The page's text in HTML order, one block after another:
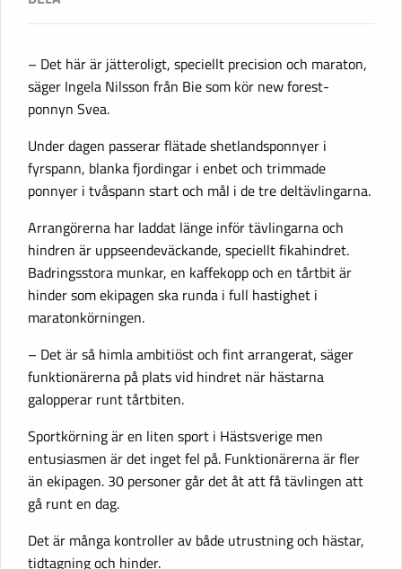
– Det här är jätteroligt, speciellt precision och maraton,
säger Ingela Nilsson från Bie som kör new forest-
ponnyn Svea.
Under dagen passerar flätade shetlandsponnyer i
fyrspann, blanka fjordingar i enbet och trimmade
ponnyer i tvåspann start och mål i de tre deltävlingarna.
Arrangörerna har laddat länge inför tävlingarna och
hindren är uppseendeväckande, speciellt fikahindret.
Badringsstora munkar, en kaffekopp och en tårtbit är
hinder som ekipagen ska runda i full hastighet i
maratonkörningen.
– Det är så himla ambitiöst och fint arrangerat, säger
funktionärerna på plats vid hindret när hästarna
galopperar runt tårtbiten.
Sportkörning är en liten sport i Hästsverige men
entusiasmen är det inget fel på. Funktionärerna är fler
än ekipagen. 30 personer går det åt att få tävlingen att
gå runt en dag.
Det är många kontroller av både utrustning och hästar,
tidtagning och hinder.